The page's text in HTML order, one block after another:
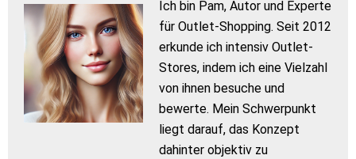
Ich bin Pam, Autor und Experte
für Outlet-Shopping. Seit 2012
erkunde ich intensiv Outlet-
Stores, indem ich eine Vielzahl
von ihnen besuche und
bewerte. Mein Schwerpunkt
liegt darauf, das Konzept
dahinter objektiv zu